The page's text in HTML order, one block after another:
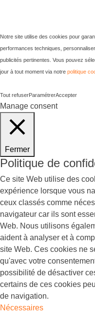
Notre site utilise des cookies pour
performances techniques,
publicités pertinentes. Vous pouvez
jour à tout moment via notre politique
Tout refuserParamétrerAccepter
Manage consent
Fermer
Politique de
Ce site Web utilise des
expérience lorsque vous
ceux classés comme
navigateur car ils sont
Web. Nous utilisons
aident à analyser et à
site Web. Ces cookies ne
qu'avec votre
possibilité de désactiver
certains de ces cookies
de navigation.
Nécessaires